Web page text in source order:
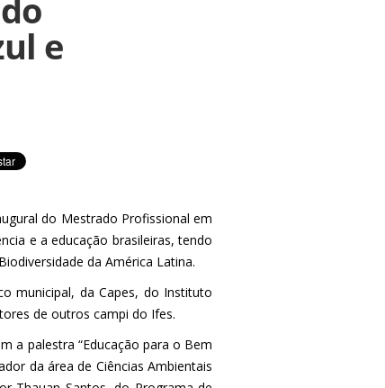
e
do Mestrado Profissional em
e a educação brasileiras, tendo
da América Latina.
municipal, da Capes, do Instituto
de outros campi do Ifes.
a palestra “Educação para o Bem
da área de Ciências Ambientais